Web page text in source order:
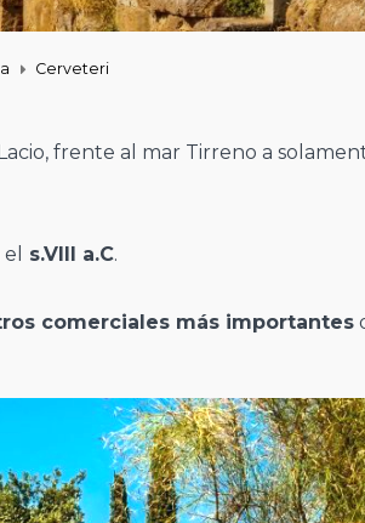
Cerveteri
frente al mar Tirreno a
s.VIII a.C.
comerciales más importantes